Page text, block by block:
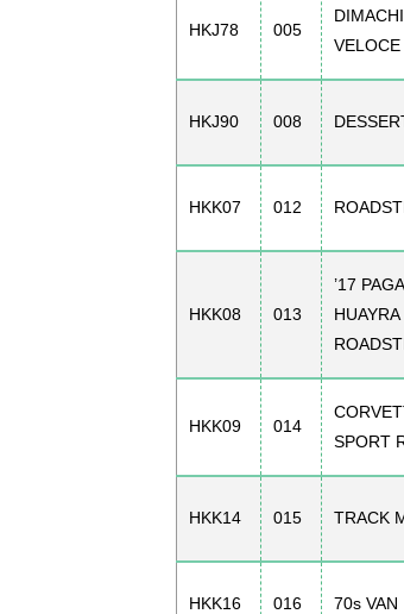
HKJ78 005
VELOCE
HKJ90 008
HKK07 012
HKK08 013
’17
HUAYRA
HKK09 014
SPORT
HKK14 015 TRACK
HKK16 016 70s VAN